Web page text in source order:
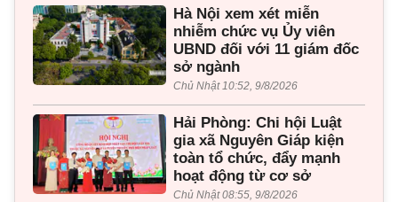
Hà Nội xem xét miễn
nhiễm chức vụ Ủy viên
UBND đối với 11 giám đốc
sở ngành
Chủ Nhật 10:52, 9/8/2026
Hải Phòng: Chi hội Luật
gia xã Nguyên Giáp kiện
toàn tổ chức, đẩy mạnh
hoạt động từ cơ sở
Chủ Nhật 08:55, 9/8/2026